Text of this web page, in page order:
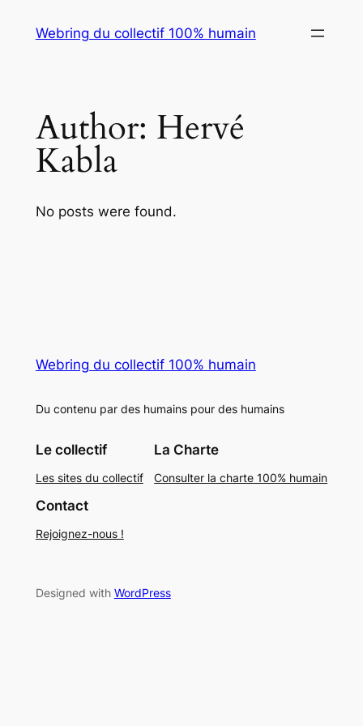
Webring du collectif 100% humain
Author: Hervé
Kabla
No posts were found.
Webring du collectif 100% humain
Du contenu par des humains pour des humains
Le collectif
Les sites du collectif
La Charte
Consulter la charte 100% humain
Contact
Rejoignez-nous !
Designed with WordPress